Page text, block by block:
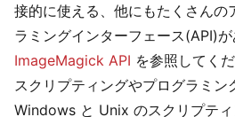
接的に使える、他にもたくさんの
ラミングインターフェース(API)が
ImageMagick API を参照してく
スクリプティングやプログラミン
Windows と Unix のスクリプテ